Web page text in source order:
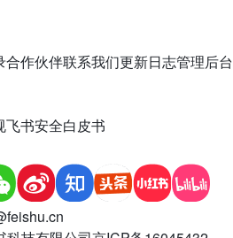
合作伙伴联系我们更新日志管理后台
飞书安全白皮书